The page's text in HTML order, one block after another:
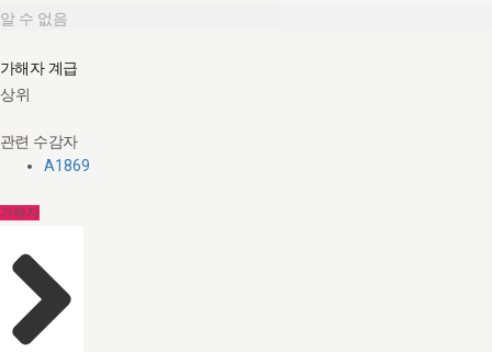
알 수 없음
가해자 계급
상위
관련 수감자
A1869
가해자